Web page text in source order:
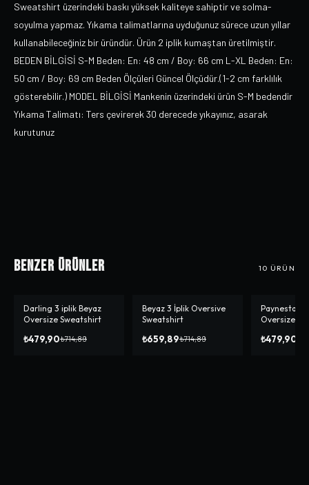
Sweatshirt üzerindeki baskı yüksek kaliteye sahiptir ve solma-
soyulma yapmaz. Yıkama talimatlarına uyduğunuz sürece uzun yıllar
kullanabileceğiniz bir üründür. Ürün 2 iplik kumaştan üretilmiştir.
BEDEN BİLGİSİ S-M Beden: En: 48 cm / Boy: 66 cm L-XL Beden: En:
50 cm / Boy: 69 cm Beden Ölçüleri Güncel Ölçüdür.(1-2 cm farklılık
gösterebilir.) MODEL BİLGİSİ Mankenin üzerindeki ürün S-M bedendir
Yıkama Talimatı: Ters çevirerek 30 derecede yıkayınız, asarak
kurutunuz
Benzer Ürünler 10 ÜRÜN
-%33
Darling 3 iplik Beyaz
Oversize Sweatshirt
₺479,90₺714,89
-%8
Beyaz 3 İplik Oversive
Sweatshirt
₺659,89₺714,89
-%33
Paynestar 3
Oversize
₺479,90